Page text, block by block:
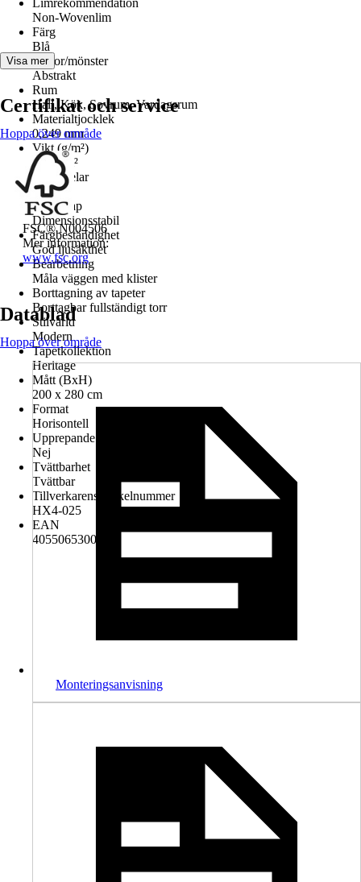
Limrekommendation
Non-Wovenlim
Färg
Blå
Dekor/mönster
Abstrakt
Rum
Hall, Kök, Sovrum, Vardagsrum
Materialtjocklek
0,249 mm
Vikt (g/m²)
150 g/m²
Antal delar
4
Egenskap
Dimensionsstabil
Färgbeständighet
God ljusäkthet
Bearbetning
Måla väggen med klister
Borttagning av tapeter
Borttagbar fullständigt torr
Stilvärld
Modern
Tapetkollektion
Heritage
Mått (BxH)
200 x 280 cm
Format
Horisontell
Upprepande design
Nej
Tvättbarhet
Tvättbar
Tillverkarens artikelnummer
HX4-025
EAN
4055065300257
Visa mer
Certifikat och service
Hoppa över område
FSC® N004506
Mer information:
www.fsc.org
Datablad
Hoppa över område
Monteringsanvisning